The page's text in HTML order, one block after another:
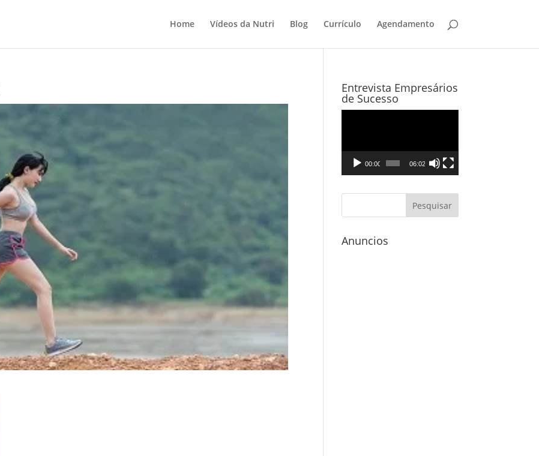
Home Vídeos da Nutri Blog Currículo Agendamento
Entrevista Empresários
de Sucesso
vídeo
00:00 06:02
Anuncios